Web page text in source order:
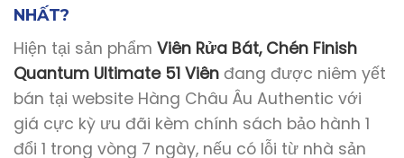
NHẤT?
Hiện tại sản phẩm Viên Rửa Bát, Chén Finish
Quantum Ultimate 51 Viên đang được niêm yết
bán tại website Hàng Châu Âu Authentic với
giá cực kỳ ưu đãi kèm chính sách bảo hành 1
đổi 1 trong vòng 7 ngày, nếu có lỗi từ nhà sản